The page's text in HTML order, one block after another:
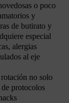
o poco
y
de butirato y
especial
alergias
al eje
no solo
protocolos